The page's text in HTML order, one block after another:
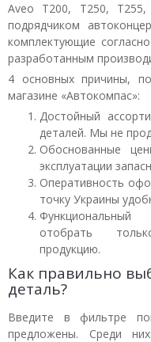
Aveo T200, T250,
подрядчиком
комплектующие
разработанным
4 основных причины,
магазине «Автокомпас»:
Достойный
деталей. Мы не
Обоснованные
эксплуатации
Оперативность
точку Украины
отобрать
продукцию.
Как правильно
деталь?
Введите в фильтре
предложены. Среди